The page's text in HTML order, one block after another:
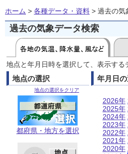
ホーム > 各種データ・資料 > 過去の気
過去の気象データ検索
地点と年月日時を選択して、表示す
地点の選択
地点の選択をクリア
都府県・地方を選択
年月日
2026年
2025年
2024年
2023年
2022年
2021年
2020年